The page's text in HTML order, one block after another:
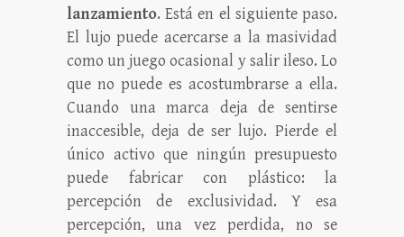
lanzamiento. Está en el siguiente paso.
El lujo puede acercarse a la masividad
como un juego ocasional y salir ileso. Lo
que no puede es acostumbrarse a ella.
Cuando una marca deja de sentirse
inaccesible, deja de ser lujo. Pierde el
único activo que ningún presupuesto
puede fabricar con plástico: la
percepción de exclusividad. Y esa
percepción, una vez perdida, no se